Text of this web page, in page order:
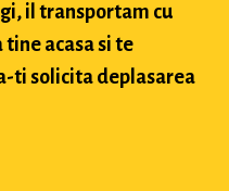
il transportam cu
acasa si te
ti solicita deplasarea